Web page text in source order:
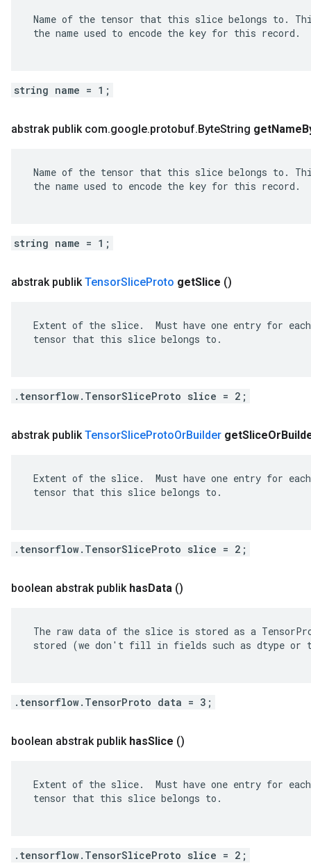
Name of the tensor that this slice belongs to.
the name used to encode the key for this record.
string name = 1;
abstrak publik com.google.protobuf.ByteString getName
Name of the tensor that this slice belongs to.
the name used to encode the key for this record.
string name = 1;
abstrak publikTensorSliceProto getSlice ()
Extent of the slice.  Must have one entry for
tensor that this slice belongs to.
.tensorflow.TensorSliceProto slice = 2;
abstrak publikTensorSliceProtoOrBuilder getSliceOr
Extent of the slice.  Must have one entry for
tensor that this slice belongs to.
.tensorflow.TensorSliceProto slice = 2;
boolean abstrak publik hasData ()
The raw data of the slice is stored as a
stored (we don't fill in fields such as dtype or
.tensorflow.TensorProto data = 3;
boolean abstrak publik hasSlice ()
Extent of the slice.  Must have one entry for
tensor that this slice belongs to.
.tensorflow.TensorSliceProto slice = 2;